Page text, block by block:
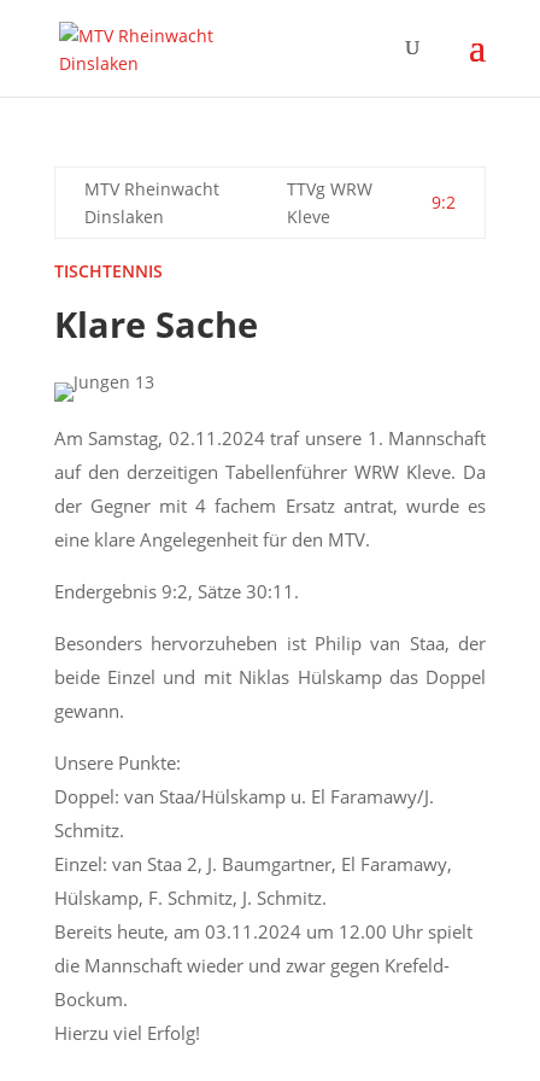
MTV Rheinwacht
Dinslaken
TTVg WRW
Kleve
9:2
TISCHTENNIS
Klare Sache
Am Samstag, 02.11.2024 traf unsere 1. Mannschaft
auf den derzeitigen Tabellenführer WRW Kleve. Da
der Gegner mit 4 fachem Ersatz antrat, wurde es
eine klare Angelegenheit für den MTV.
Endergebnis 9:2, Sätze 30:11.
Besonders hervorzuheben ist Philip van Staa, der
beide Einzel und mit Niklas Hülskamp das Doppel
gewann.
Unsere Punkte:
Doppel: van Staa/Hülskamp u. El Faramawy/J.
Schmitz.
Einzel: van Staa 2, J. Baumgartner, El Faramawy,
Hülskamp, F. Schmitz, J. Schmitz.
Bereits heute, am 03.11.2024 um 12.00 Uhr spielt
die Mannschaft wieder und zwar gegen Krefeld-
Bockum.
Hierzu viel Erfolg!